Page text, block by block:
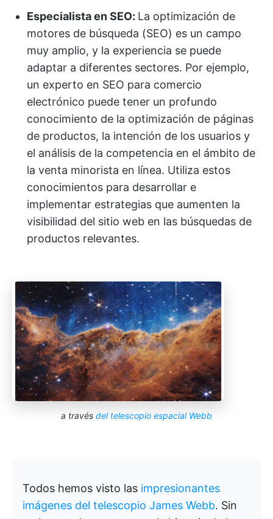
Especialista en SEO: La optimización de
motores de búsqueda (SEO) es un campo
muy amplio, y la experiencia se puede
adaptar a diferentes sectores. Por ejemplo,
un experto en SEO para comercio
electrónico puede tener un profundo
conocimiento de la optimización de páginas
de productos, la intención de los usuarios y
el análisis de la competencia en el ámbito de
la venta minorista en línea. Utiliza estos
conocimientos para desarrollar e
implementar estrategias que aumenten la
visibilidad del sitio web en las búsquedas de
productos relevantes.
a través del telescopio espacial Webb
Todos hemos visto las impresionantes
imágenes del telescopio James Webb. Sin